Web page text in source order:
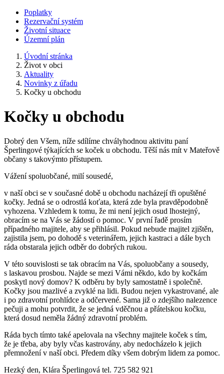
Poplatky
Rezervační systém
Životní situace
Územní plán
Úvodní stránka
Život v obci
Aktuality
Novinky z úřadu
Kočky u obchodu
Kočky u obchodu
Dobrý den Všem, níže sdílíme chvályhodnou aktivitu paní
Šperlingové týkajících se koček u obchodu. Těší nás mít v Mateřově
občany s takovýmto přístupem.
Vážení spoluobčané, milí sousedé,
v naší obci se v současné době u obchodu nacházejí tři opuštěné
kočky. Jedná se o odrostlá koťata, která zde byla pravděpodobně
vyhozena. Vzhledem k tomu, že mi není jejich osud lhostejný,
obracím se na Vás se žádostí o pomoc. V první řadě prosím
případného majitele, aby se přihlásil. Pokud nebude majitel zjištěn,
zajistila jsem, po dohodě s veterinářem, jejich kastraci a dále bych
ráda obstarala jejich odběr do dobrých rukou.
V této souvislosti se tak obracím na Vás, spoluobčany a sousedy,
s laskavou prosbou. Najde se mezi Vámi někdo, kdo by kočkám
poskytl nový domov? K odběru by byly samostatně i společně.
Kočky jsou mazlivé a zvyklé na lidi. Budou nejen vykastrované, ale
i po zdravotní prohlídce a odčervené. Sama již o zdejšího nalezence
pečuji a mohu potvrdit, že se jedná vděčnou a přátelskou kočku,
která dosud neměla žádný zdravotní problém.
Ráda bych tímto také apelovala na všechny majitele koček s tím,
že je třeba, aby byly včas kastrovány, aby nedocházelo k jejich
přemnožení v naší obci. Předem díky všem dobrým lidem za pomoc.
Hezký den, Klára Šperlingová tel. 725 582 921